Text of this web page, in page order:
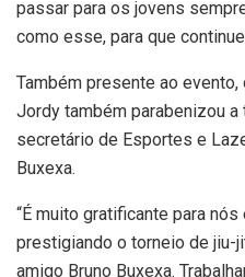
passar para os jovens
como esse, para que
Também presente ao
Jordy também parabenizou
secretário de Esportes e
Buxexa.
“É muito gratificante para
prestigiando o torneio de jiu-
amigo Bruno Buxexa.